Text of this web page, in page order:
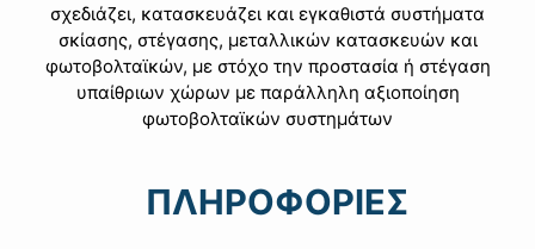
σχεδιάζει, κατασκευάζει και εγκαθιστά συστήματα
σκίασης, στέγασης, μεταλλικών κατασκευών και
φωτοβολταϊκών, με στόχο την προστασία ή στέγαση
υπαίθριων χώρων με παράλληλη αξιοποίηση
φωτοβολταϊκών συστημάτων
ΠΛΗΡΟΦΟΡΙΕΣ